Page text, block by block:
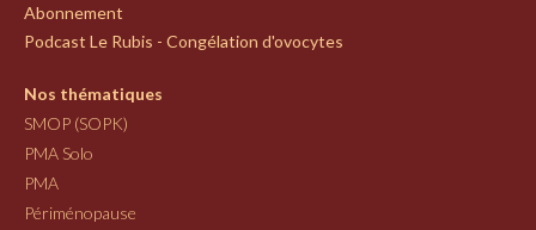
Abonnement
Podcast Le Rubis - Congélation d'ovocytes
Nos thématiques
SMOP (SOPK)
PMA Solo
PMA
Périménopause